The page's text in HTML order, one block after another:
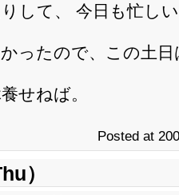
して、 今日も忙し
ったので、この土
せねば。
Posted at
）